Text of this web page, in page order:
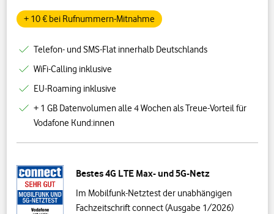
+ 10 € bei Rufnummern-Mitnahme
Telefon- und SMS-Flat innerhalb Deutschlands
WiFi-Calling inklusive
EU-Roaming inklusive
+ 1 GB Datenvolumen alle 4 Wochen als Treue-Vorteil für
Vodafone Kund:innen
Bestes 4G LTE Max- und 5G-Netz
Im Mobilfunk-Netztest der unabhängigen
Fachzeitschrift connect (Ausgabe 1/2026)